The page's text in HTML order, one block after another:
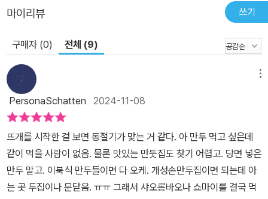
마이리뷰 쓰기
구매자 (0) 전체 (9)
PersonaSchatten 2024-11-08
뜨개를 시작한 걸 보면 동절기가 맞는 거 같다. 아 만두 먹고 싶은데
같이 먹을 사람이 없음. 물론 맛있는 만둣집도 찾기 어렵고. 당면 넣은
만두 말고. 이북식 만두들이면 다 오케. 개성손만두집이면 되는데 아
는 곳 두집이나 문닫음. ㅠㅠ 그래서 샤오롱바오나 쇼마이를 결국 먹